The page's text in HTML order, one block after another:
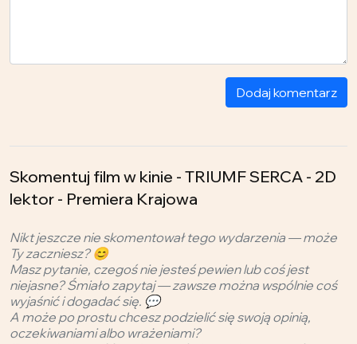
Dodaj komentarz
Skomentuj film w kinie - TRIUMF SERCA - 2D
lektor - Premiera Krajowa
Nikt jeszcze nie skomentował tego wydarzenia — może
Ty zaczniesz? 😊
Masz pytanie, czegoś nie jesteś pewien lub coś jest
niejasne? Śmiało zapytaj — zawsze można wspólnie coś
wyjaśnić i dogadać się. 💬
A może po prostu chcesz podzielić się swoją opinią,
oczekiwaniami albo wrażeniami?